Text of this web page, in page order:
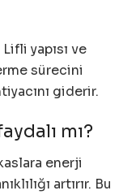
yapısı ve
sürecini
giderir.
mı?
enerji
artırır. Bu